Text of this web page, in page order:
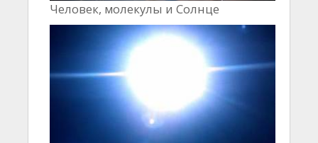
Человек, молекулы и Cолнце